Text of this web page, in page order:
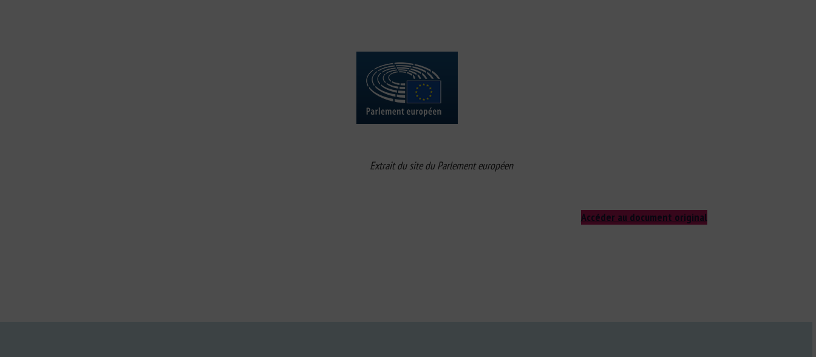
Extrait du site du Parlement européen
Accéder au document original